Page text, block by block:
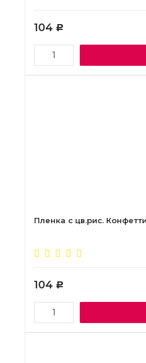
104 Р
Пленка с цв.рис.
104 Р